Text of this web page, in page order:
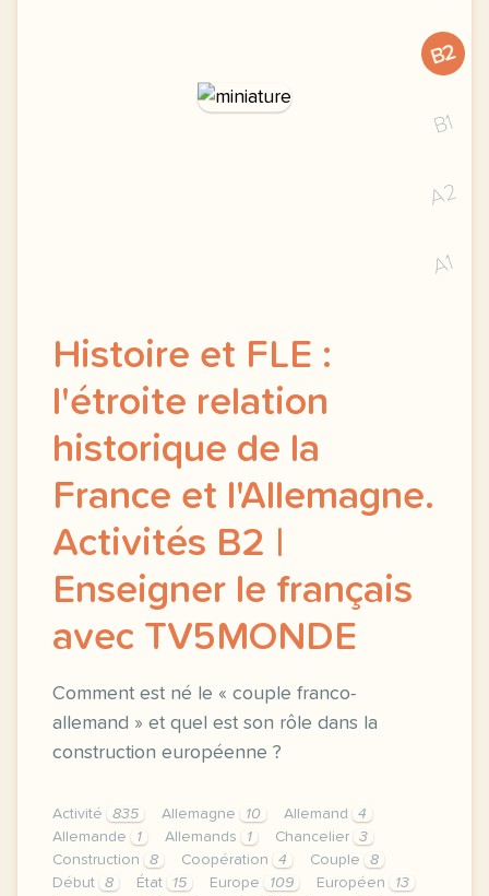
B2
B1
A2
A1
Histoire et FLE :
l'étroite relation
historique de la
France et l'Allemagne.
Activités B2 |
Enseigner le français
avec TV5MONDE
Comment est né le « couple franco-
allemand » et quel est son rôle dans la
construction européenne ?
Activité 835 Allemagne 10 Allemand
4
Allemande
1 Allemands 1 Chancelier
3
Construction
8 Coopération 4 Couple
8
Début
8 État 15 Europe 109 Européen
13